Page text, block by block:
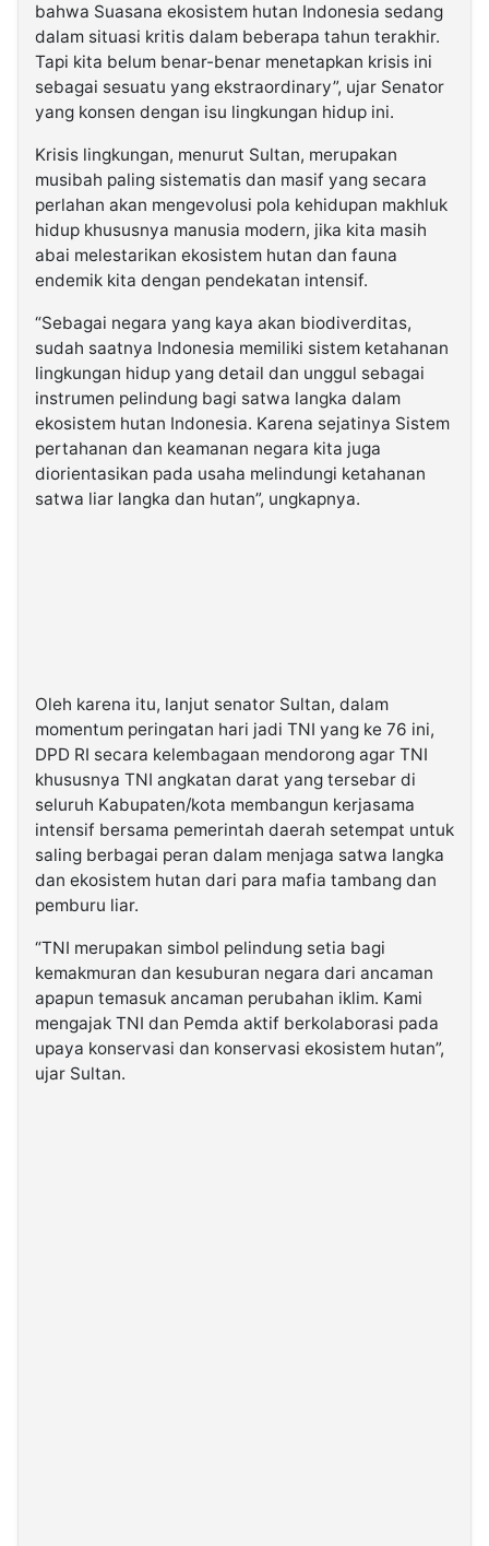
bahwa Suasana ekosistem hutan Indonesia sedang
dalam situasi kritis dalam beberapa tahun terakhir.
Tapi kita belum benar-benar menetapkan krisis ini
sebagai sesuatu yang ekstraordinary”, ujar Senator
yang konsen dengan isu lingkungan hidup ini.
Krisis lingkungan, menurut Sultan, merupakan
musibah paling sistematis dan masif yang secara
perlahan akan mengevolusi pola kehidupan makhluk
hidup khususnya manusia modern, jika kita masih
abai melestarikan ekosistem hutan dan fauna
endemik kita dengan pendekatan intensif.
“Sebagai negara yang kaya akan biodiverditas,
sudah saatnya Indonesia memiliki sistem ketahanan
lingkungan hidup yang detail dan unggul sebagai
instrumen pelindung bagi satwa langka dalam
ekosistem hutan Indonesia. Karena sejatinya Sistem
pertahanan dan keamanan negara kita juga
diorientasikan pada usaha melindungi ketahanan
satwa liar langka dan hutan”, ungkapnya.
Oleh karena itu, lanjut senator Sultan, dalam
momentum peringatan hari jadi TNI yang ke 76 ini,
DPD RI secara kelembagaan mendorong agar TNI
khususnya TNI angkatan darat yang tersebar di
seluruh Kabupaten/kota membangun kerjasama
intensif bersama pemerintah daerah setempat untuk
saling berbagai peran dalam menjaga satwa langka
dan ekosistem hutan dari para mafia tambang dan
pemburu liar.
“TNI merupakan simbol pelindung setia bagi
kemakmuran dan kesuburan negara dari ancaman
apapun temasuk ancaman perubahan iklim. Kami
mengajak TNI dan Pemda aktif berkolaborasi pada
upaya konservasi dan konservasi ekosistem hutan”,
ujar Sultan.